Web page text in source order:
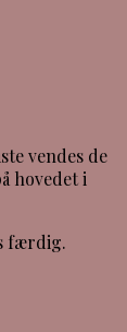
vendes de
hovedet i
færdig.